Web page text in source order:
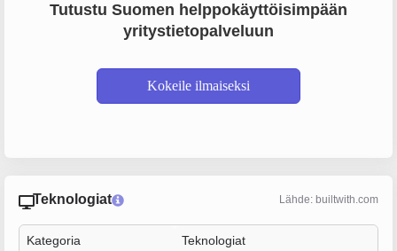
Tutustu Suomen helppokäyttöisimpään
yritystietopalveluun
Kokeile ilmaiseksi
Teknologiat Lähde: builtwith.com
Kategoria Teknologiat